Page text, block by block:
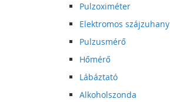
Pulzoximéter
Elektromos szájzuhany
Pulzusmérő
Hőmérő
Lábáztató
Alkoholszonda